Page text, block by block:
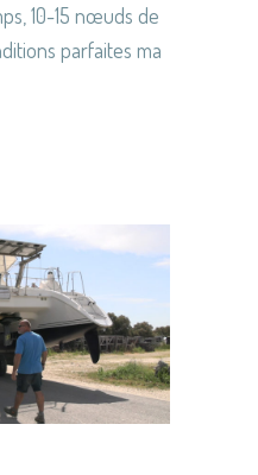
10-15 nœuds de
parfaites ma